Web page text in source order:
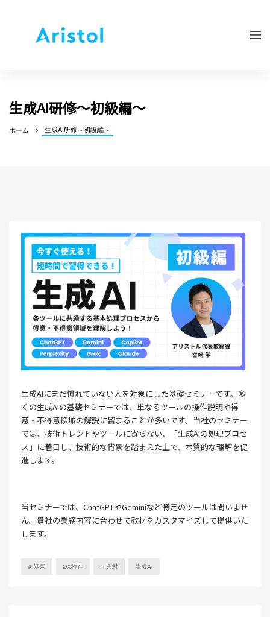
生成AI研修～初級編～
ホーム 生成AI研修～初級編～
生成AIにまだ慣れていない人を対象にした基礎セミナーです。多
くの生成AIの基礎セミナーでは、単なるツールの操作説明や得
意・不得意領域の解説に留まることが多いです。当社のセミナー
では、技術トレンドやツールに寄らない、「生成AIの処理プロセ
ス」に着目し、技術的な背景を踏まえた上で、本質的な理解を促
進します。
当セミナーでは、ChatGPTやGeminiなど特定のツールは問いませ
ん。貴社の業務内容に合わせて教材をカスタマイズして提供いた
します。
AI活用 DX推進 IT人材 生成AI